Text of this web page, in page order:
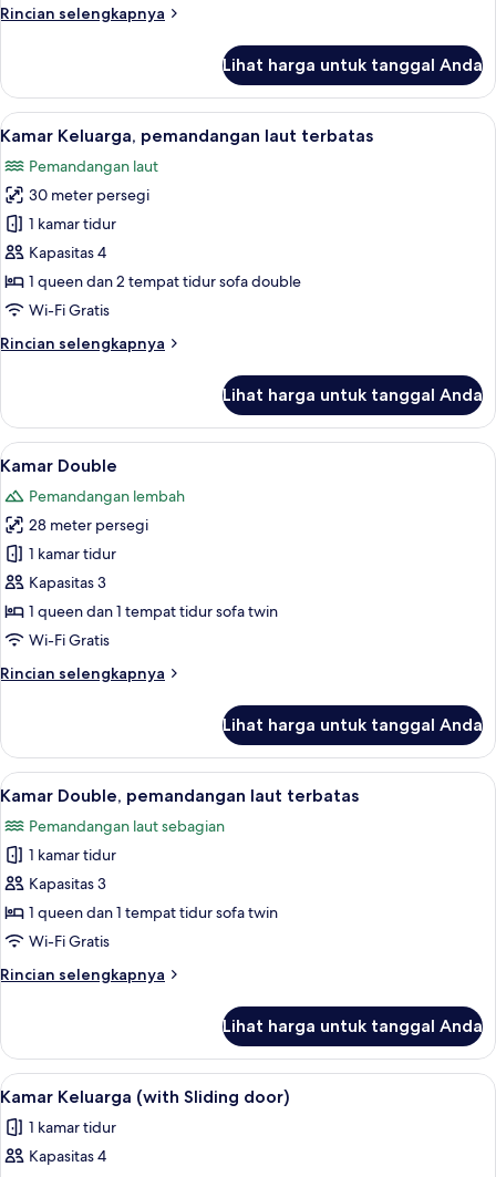
Rincian selengkapnya
Rincian
Kamar
Keluarga,
pemandangan
Lihat harga untuk tanggal Anda
Lihat
semua
foto
untuk
Kamar
Keluarga,
pemandangan
laut
5
Kamar Keluarga, pemandangan laut terbatas
Pemandangan laut
30 meter persegi
1 kamar tidur
Kapasitas 4
1 queen dan 2 tempat tidur sofa double
Wi-Fi Gratis
Rincian selengkapnya
Rincian
Kamar
Keluarga,
pemandangan
terbatas
Lihat harga untuk tanggal Anda
Lihat
semua
foto
untuk
Kamar
Double
5
Kamar Double
Pemandangan lembah
28 meter persegi
1 kamar tidur
Kapasitas 3
1 queen dan 1 tempat tidur sofa twin
Wi-Fi Gratis
Rincian selengkapnya
Rincian
Kamar
Double
Lihat harga untuk tanggal Anda
Lihat
semua
foto
untuk
Kamar
Double,
pemandangan
terbatas
5
Kamar Double, pemandangan laut terbatas
Pemandangan laut sebagian
1 kamar tidur
Kapasitas 3
1 queen dan 1 tempat tidur sofa twin
Wi-Fi Gratis
Rincian selengkapnya
Rincian
Kamar
Double,
pemandangan
terbatas
Lihat harga untuk tanggal Anda
Lihat
semua
foto
untuk
5
Kamar Keluarga (with Sliding door)
1 kamar tidur
Kapasitas 4